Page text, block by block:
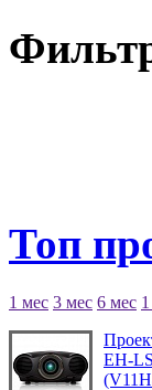
Топ
1 мес 3 мес 6 мес
EH-